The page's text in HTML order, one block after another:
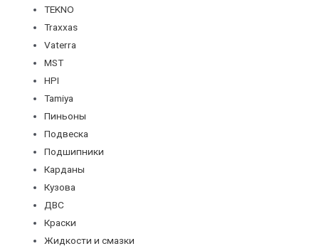
TEKNO
Traxxas
Vaterra
MST
HPI
Tamiya
Пиньоны
Подвеска
Подшипники
Карданы
Кузова
ДВС
Краски
Жидкости и смазки